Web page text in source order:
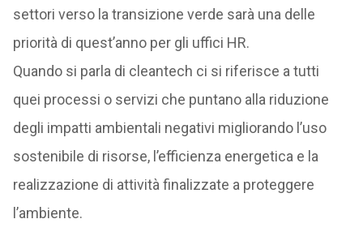
settori verso la transizione verde sarà una delle
priorità di quest’anno per gli uffici HR.
Quando si parla di cleantech ci si riferisce a tutti
quei processi o servizi che puntano alla riduzione
degli impatti ambientali negativi migliorando l’uso
sostenibile di risorse, l’efficienza energetica e la
realizzazione di attività finalizzate a proteggere
l’ambiente.